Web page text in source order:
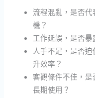
流程混亂，是否
機？
工作延誤，是否
人手不足，是否
升效率？
客觀條件不佳，
長期使用？